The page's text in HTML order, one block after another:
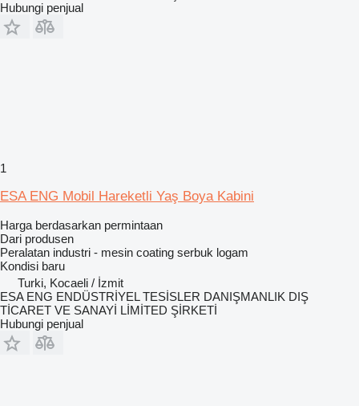
Hubungi penjual
1
ESA ENG Mobil Hareketli Yaş Boya Kabini
Harga berdasarkan permintaan
Dari produsen
Peralatan industri - mesin coating serbuk logam
Kondisi baru
Turki, Kocaeli / İzmit
ESA ENG ENDÜSTRİYEL TESİSLER DANIŞMANLIK DIŞ
TİCARET VE SANAYİ LİMİTED ŞİRKETİ
Hubungi penjual